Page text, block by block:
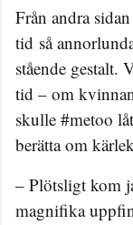
Från andra
tid så
stående gestalt.
tid – om
skulle #metoo
berätta om
– Plötsligt kom
magnifika